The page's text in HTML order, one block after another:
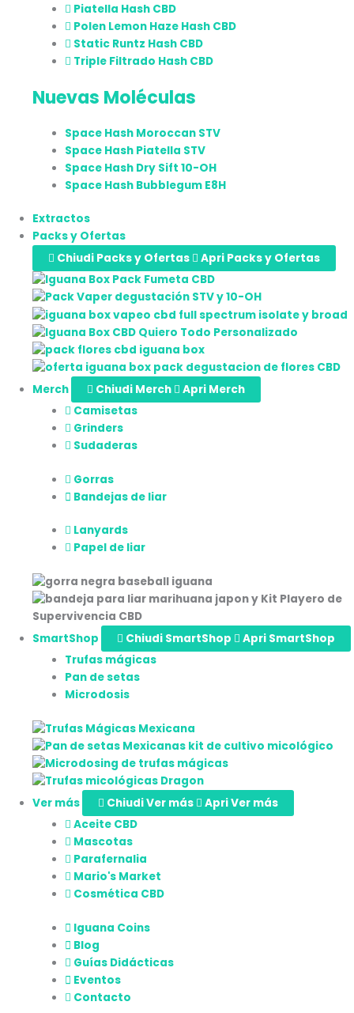
Piatella Hash CBD
Polen Lemon Haze Hash CBD
Static Runtz Hash CBD
Triple Filtrado Hash CBD
Nuevas Moléculas
Space Hash Moroccan STV
Space Hash Piatella STV
Space Hash Dry Sift 10-OH
Space Hash Bubblegum E8H
Extractos
Packs y Ofertas
Chiudi Packs y Ofertas
Apri Packs y Ofertas
Merch Chiudi Merch
Apri Merch
Camisetas
Grinders
Sudaderas
Gorras
Bandejas de liar
Lanyards
Papel de liar
SmartShop Chiudi SmartShop
Apri SmartShop
Trufas mágicas
Pan de setas
Microdosis
Ver más Chiudi Ver más
Apri Ver más
Aceite CBD
Mascotas
Parafernalia
Mario's Market
Cosmética CBD
Iguana Coins
Blog
Guías Didácticas
Eventos
Contacto